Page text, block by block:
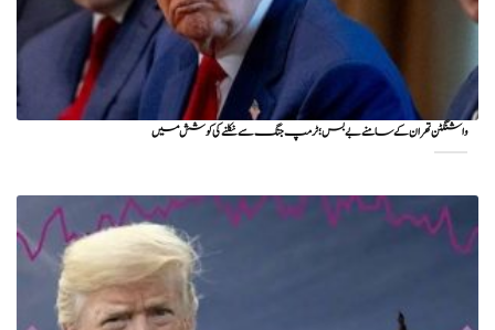
واشنگٹن تهران کے سامنے بے بس؛ ٹرمپ جنگ سے نکلنے کی کوشش میں